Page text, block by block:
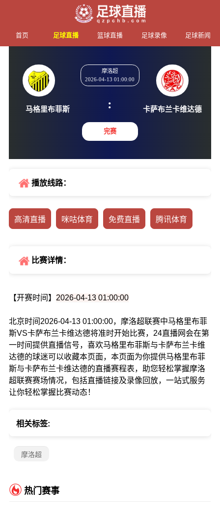
首页 足球直播 篮球直播 足球录像 足球新闻
马格里布菲斯
摩洛超
2026-04-13 01:00:00
:
完赛
播放线路：
高清直播 咪咕体育 免费直播 腾讯体育
比赛详情：
【开赛时间】 2026-04-13 01:00:00
北京时间2026-04-13 01:00:00，摩洛超联赛中马格里布菲
斯VS卡萨布兰卡维达德将准时开始比赛，24直播网会在第
一时间提供直播信号，喜欢马格里布菲斯与卡萨布兰卡维
达德的球迷可以收藏本页面，本页面为你提供马格里布菲
斯与卡萨布兰卡维达德的直播赛程表，助您轻松掌握摩洛
超联赛赛场情况，包括直播链接及录像回放，一站式服务
让你轻松掌握比赛动态！
相关标签:
摩洛超
热门赛事